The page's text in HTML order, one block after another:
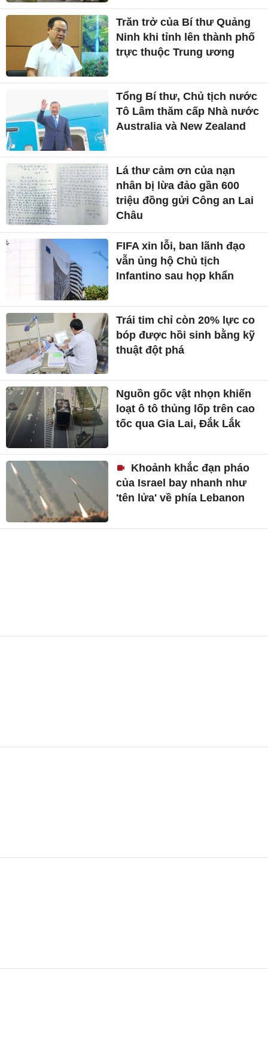
Trăn trở của Bí thư Quảng
Ninh khi tỉnh lên thành phố
trực thuộc Trung ương
Tổng Bí thư, Chủ tịch nước
Tô Lâm thăm cấp Nhà nước
Australia và New Zealand
Lá thư cảm ơn của nạn
nhân bị lừa đảo gần 600
triệu đồng gửi Công an Lai
Châu
FIFA xin lỗi, ban lãnh đạo
vẫn ủng hộ Chủ tịch
Infantino sau họp khẩn
Trái tim chỉ còn 20% lực co
bóp được hồi sinh bằng kỹ
thuật đột phá
Nguồn gốc vật nhọn khiến
loạt ô tô thủng lốp trên cao
tốc qua Gia Lai, Đắk Lắk
Khoảnh khắc đạn pháo
của Israel bay nhanh như
'tên lửa' về phía Lebanon